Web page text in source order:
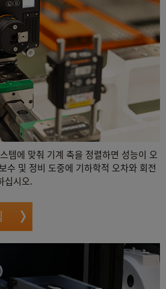
템에 맞춰 기계 축을 정렬하면 성능이 오
수 및 정비 도중에 기하학적 오차와 회전
십시오.